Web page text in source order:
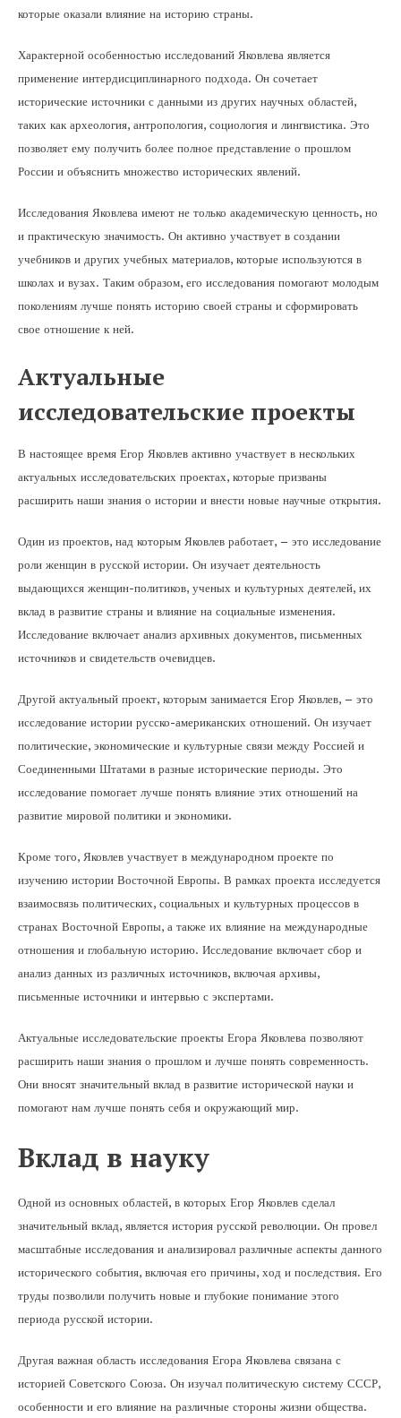
которые оказали влияние на историю страны.
Характерной особенностью исследований Яковлева является
применение интердисциплинарного подхода. Он сочетает
исторические источники с данными из других научных областей,
таких как археология, антропология, социология и лингвистика. Это
позволяет ему получить более полное представление о прошлом
России и объяснить множество исторических явлений.
Исследования Яковлева имеют не только академическую ценность, но
и практическую значимость. Он активно участвует в создании
учебников и других учебных материалов, которые используются в
школах и вузах. Таким образом, его исследования помогают молодым
поколениям лучше понять историю своей страны и сформировать
свое отношение к ней.
Актуальные
исследовательские проекты
В настоящее время Егор Яковлев активно участвует в нескольких
актуальных исследовательских проектах, которые призваны
расширить наши знания о истории и внести новые научные открытия.
Один из проектов, над которым Яковлев работает, – это исследование
роли женщин в русской истории. Он изучает деятельность
выдающихся женщин-политиков, ученых и культурных деятелей, их
вклад в развитие страны и влияние на социальные изменения.
Исследование включает анализ архивных документов, письменных
источников и свидетельств очевидцев.
Другой актуальный проект, которым занимается Егор Яковлев, – это
исследование истории русско-американских отношений. Он изучает
политические, экономические и культурные связи между Россией и
Соединенными Штатами в разные исторические периоды. Это
исследование помогает лучше понять влияние этих отношений на
развитие мировой политики и экономики.
Кроме того, Яковлев участвует в международном проекте по
изучению истории Восточной Европы. В рамках проекта исследуется
взаимосвязь политических, социальных и культурных процессов в
странах Восточной Европы, а также их влияние на международные
отношения и глобальную историю. Исследование включает сбор и
анализ данных из различных источников, включая архивы,
письменные источники и интервью с экспертами.
Актуальные исследовательские проекты Егора Яковлева позволяют
расширить наши знания о прошлом и лучше понять современность.
Они вносят значительный вклад в развитие исторической науки и
помогают нам лучше понять себя и окружающий мир.
Вклад в науку
Одной из основных областей, в которых Егор Яковлев сделал
значительный вклад, является история русской революции. Он провел
масштабные исследования и анализировал различные аспекты данного
исторического события, включая его причины, ход и последствия. Его
труды позволили получить новые и глубокие понимание этого
периода русской истории.
Другая важная область исследования Егора Яковлева связана с
историей Советского Союза. Он изучал политическую систему СССР,
особенности и его влияние на различные стороны жизни общества.